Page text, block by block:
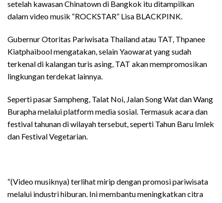
setelah kawasan Chinatown di Bangkok itu ditampilkan
dalam video musik “ROCKSTAR” Lisa BLACKPINK.
Gubernur Otoritas Pariwisata Thailand atau TAT, Thpanee
Kiatphaibool mengatakan, selain Yaowarat yang sudah
terkenal di kalangan turis asing, TAT akan mempromosikan
lingkungan terdekat lainnya.
Seperti pasar Sampheng, Talat Noi, Jalan Song Wat dan Wang
Burapha melalui platform media sosial. Termasuk acara dan
festival tahunan di wilayah tersebut, seperti Tahun Baru Imlek
dan Festival Vegetarian.
“(Video musiknya) terlihat mirip dengan promosi pariwisata
melalui industri hiburan. Ini membantu meningkatkan citra